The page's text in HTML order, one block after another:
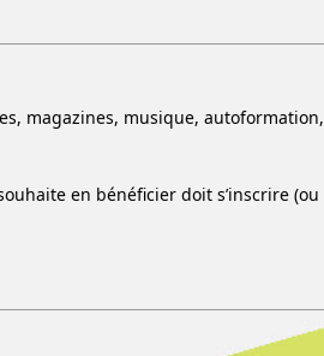
magazines, musique, autoformation,
en bénéficier doit s’inscrire (ou